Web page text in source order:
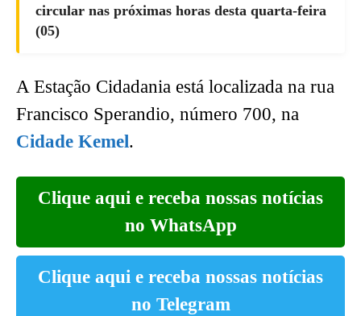
circular nas próximas horas desta quarta-feira
(05)
A Estação Cidadania está localizada na rua
Francisco Sperandio, número 700, na
Cidade Kemel.
Clique aqui e receba nossas notícias
no WhatsApp
Clique aqui e receba nossas notícias
no Telegram